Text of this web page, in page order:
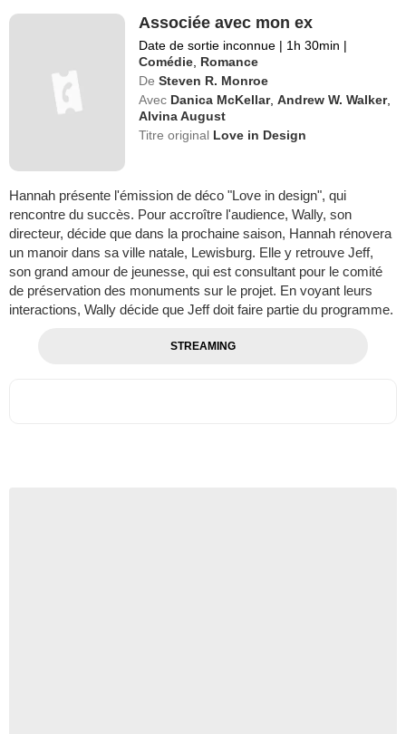
Associée avec mon ex
Date de sortie inconnue | 1h 30min |
Comédie Romance
De Steven R. Monroe
Avec Danica McKellar,Andrew W. Walker,
Alvina August
Titre original Love in Design
Hannah présente l'émission de déco "Love in design", qui
rencontre du succès. Pour accroître l'audience, Wally, son
directeur, décide que dans la prochaine saison, Hannah rénovera
un manoir dans sa ville natale, Lewisburg. Elle y retrouve Jeff,
son grand amour de jeunesse, qui est consultant pour le comité
de préservation des monuments sur le projet. En voyant leurs
interactions, Wally décide que Jeff doit faire partie du programme.
STREAMING